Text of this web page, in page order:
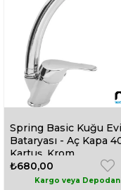
Spring Basic Kuğu
Bataryası - Aç Kapa
Kartuş, Krom
₺680,00